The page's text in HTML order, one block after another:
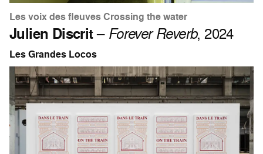
Les voix des fleuves Crossing the water
Julien Discrit– Forever Reverb, 2024
Les Grandes Locos